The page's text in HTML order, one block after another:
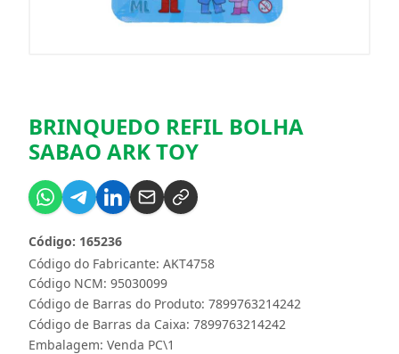
BRINQUEDO REFIL BOLHA
SABAO ARK TOY
Código do Fabricante: AKT4758
Código: 165236
Código NCM: 95030099
Código de Barras do Produto: 7899763214242
Código de Barras da Caixa: 7899763214242
Embalagem: Venda PC\1